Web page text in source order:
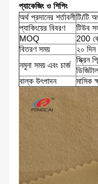
প্যাকেজিং ও শিপিং
অর্থ প্রদানের শর্তাবলীটি/টি
প্যাকিংয়ের বিবরণ
টিউব
MOQ
200
বিতরণ সময়
২০ দিন
নমুনা সময় এবং চার্জ
স্ক্রিন
বাল্ক উৎপাদন
মাসিক